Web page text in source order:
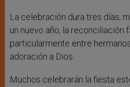
La celebración dura tres días,
un nuevo año, la reconciliación
particularmente entre
adoración a Dios.
Muchos celebrarán la fiesta